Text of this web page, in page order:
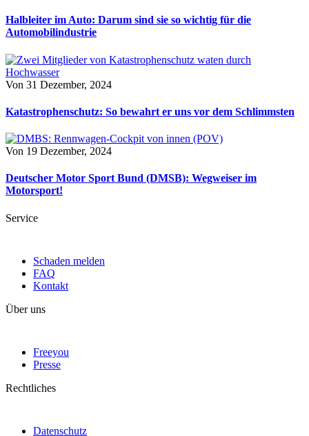
Halbleiter im Auto: Darum sind sie so wichtig für die
Automobilindustrie
Von 31 Dezember, 2024
Katastrophenschutz: So bewahrt er uns vor dem Schlimmsten
Von 19 Dezember, 2024
Deutscher Motor Sport Bund (DMSB): Wegweiser im
Motorsport!
Service
Schaden melden
FAQ
Kontakt
Über uns
Freeyou
Presse
Rechtliches
Datenschutz